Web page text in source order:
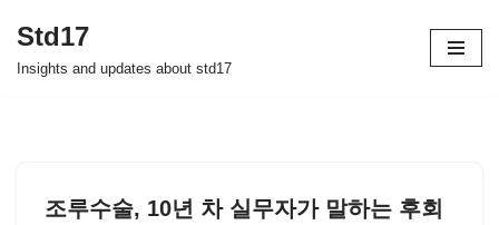
Skip
Std17
Insights and updates about std17
조루수술, 10년 차 실무자가 말하는 후회